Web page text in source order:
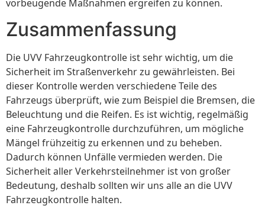
vorbeugende Maßnahmen ergreifen zu können.
Zusammenfassung
Die UVV Fahrzeugkontrolle ist sehr wichtig, um die
Sicherheit im Straßenverkehr zu gewährleisten. Bei
dieser Kontrolle werden verschiedene Teile des
Fahrzeugs überprüft, wie zum Beispiel die Bremsen, die
Beleuchtung und die Reifen. Es ist wichtig, regelmäßig
eine Fahrzeugkontrolle durchzuführen, um mögliche
Mängel frühzeitig zu erkennen und zu beheben.
Dadurch können Unfälle vermieden werden. Die
Sicherheit aller Verkehrsteilnehmer ist von großer
Bedeutung, deshalb sollten wir uns alle an die UVV
Fahrzeugkontrolle halten.